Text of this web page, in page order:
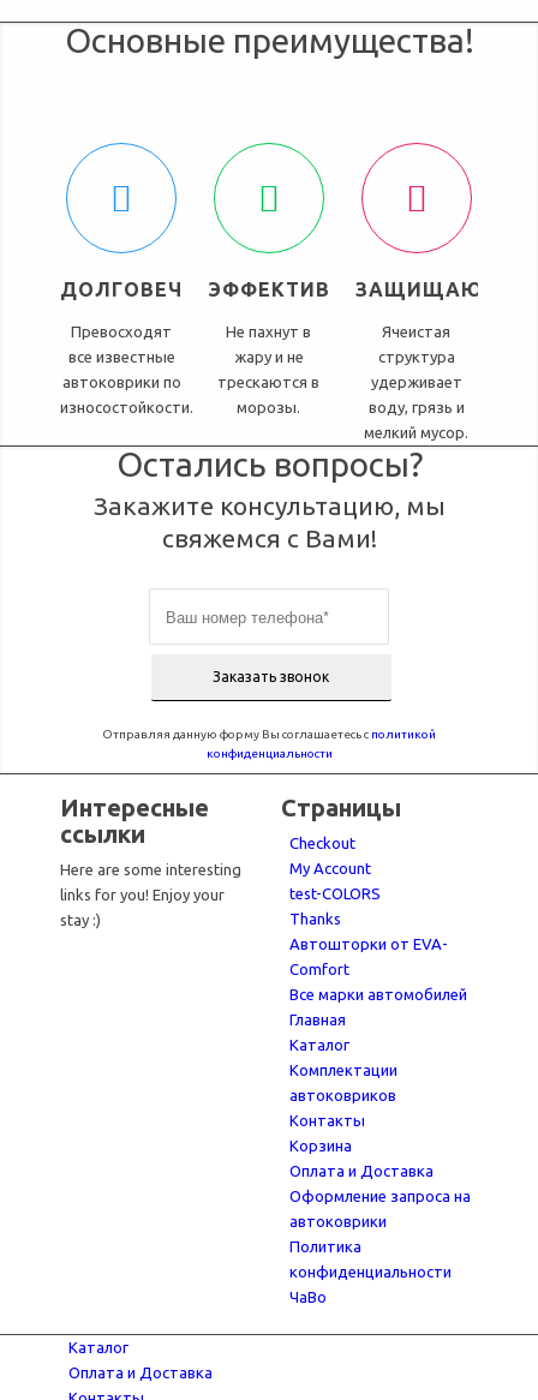
Основные преимущества!
ДОЛГОВЕЧНЫ
Превосходят
все известные
автоковрики по
износостойкости.
ЭФФЕКТИВНЫ
Не пахнут в
жару и не
трескаются в
морозы.
ЗАЩИЩАЮТ
Ячеистая
структура
удерживает
воду, грязь и
мелкий мусор.
Остались вопросы?
Закажите консультацию, мы
свяжемся с Вами!
Отправляя данную форму Вы соглашаетесь с политикой
конфиденциальности
Интересные
ссылки
Here are some interesting
links for you! Enjoy your
stay :)
Страницы
Checkout
My Account
test-COLORS
Thanks
Автошторки от EVA-
Comfort
Все марки автомобилей
Главная
Каталог
Комплектации
автоковриков
Контакты
Корзина
Оплата и Доставка
Оформление запроса на
автоковрики
Политика
конфиденциальности
ЧаВо
Каталог
Оплата и Доставка